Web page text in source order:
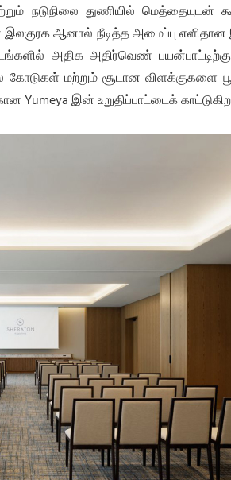
நடுநிலை துணியில்
இலகுரக ஆனால் நீடித்த அமைப்பு
அதிக அதிர்வெண்
மற்றும் சூடான விளக்குகளை
Yumeya இன் உறுதிப்பாட்டைக்